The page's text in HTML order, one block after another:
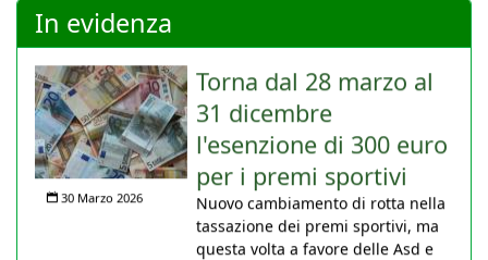
In evidenza
30 Marzo 2026
Torna dal 28 marzo al
31 dicembre
l'esenzione di 300 euro
per i premi sportivi
Nuovo cambiamento di rotta nella
tassazione dei premi sportivi, ma
questa volta a favore delle Asd e